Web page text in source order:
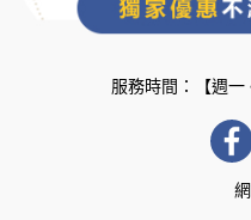
服務時間：【週一